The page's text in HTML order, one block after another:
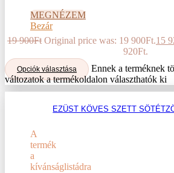
MEGNÉZEM
Bezár
19 900Ft Original price was: 19 900Ft.15
920Ft.
Opciók választása
Ennek a terméknek
változatok a termékoldalon választhatók ki
EZÜST KÖVES SZETT
A
termék
a
kívánságlistádra